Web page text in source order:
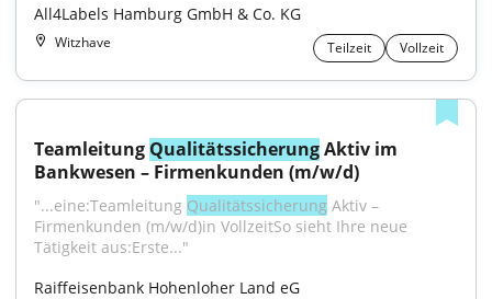
All4Labels Hamburg GmbH & Co. KG
Witzhave Teilzeit Vollzeit
Teamleitung Qualitätssicherung Aktiv im
Bankwesen – Firmenkunden (m/w/d)
"...eine:Teamleitung Qualitätssicherung Aktiv –
Firmenkunden (m/w/d)in VollzeitSo sieht Ihre neue
Tätigkeit aus:Erste..."
Raiffeisenbank Hohenloher Land eG